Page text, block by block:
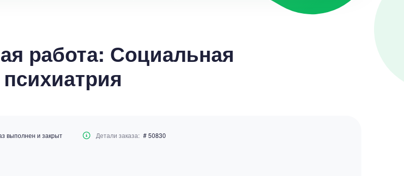
работа: Социальная
психиатрия
выполнен и закрыт Детали заказа: # 50830